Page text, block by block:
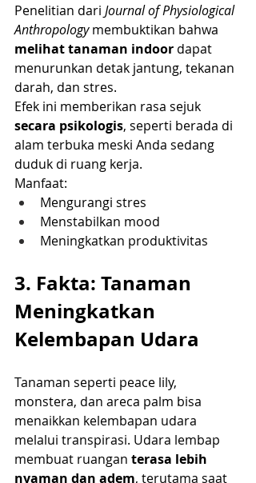
Penelitian dari Journal of Physiological
Anthropology membuktikan bahwa
melihat tanaman indoor dapat
menurunkan detak jantung, tekanan
darah, dan stres.
Efek ini memberikan rasa sejuk
secara psikologis, seperti berada di
alam terbuka meski Anda sedang
duduk di ruang kerja.
Manfaat:
Mengurangi stres
Menstabilkan mood
Meningkatkan produktivitas
3. Fakta: Tanaman
Meningkatkan
Kelembapan Udara
Tanaman seperti peace lily,
monstera, dan areca palm bisa
menaikkan kelembapan udara
melalui transpirasi. Udara lembap
membuat ruangan terasa lebih
nyaman dan adem, terutama saat